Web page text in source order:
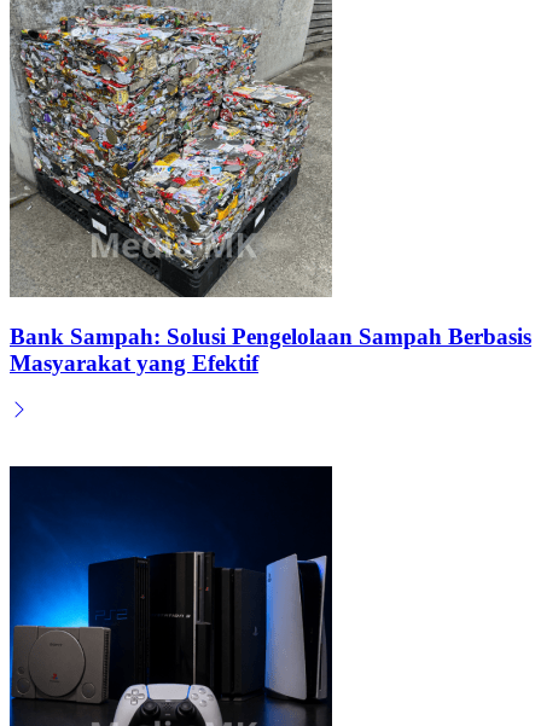
Bank Sampah: Solusi Pengelolaan Sampah Berbasis
Masyarakat yang Efektif